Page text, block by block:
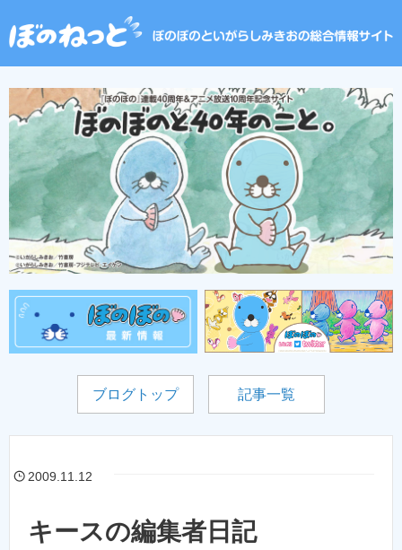
ブログトップ 記事一覧
2009.11.12
キースの編集者日記